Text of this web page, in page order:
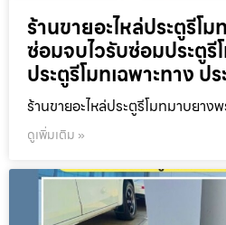
ร้านขายอะไหล่ประตูรีโ
ซ่อมจบไวรับซ่อมประตูรี
ประตูรีโมทเฉพาะทาง ป
ร้านขายอะไหล่ประตูรีโมทมาบยาง
ดูเพิ่มเติม »